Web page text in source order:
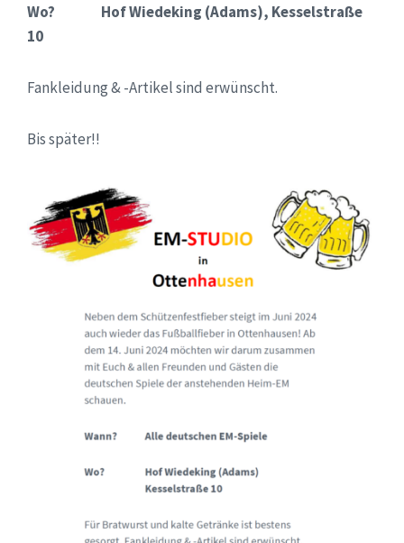
Wo? Hof Wiedeking (Adams), Kesselstraße
10
Fankleidung & -Artikel sind erwünscht.
Bis später!!